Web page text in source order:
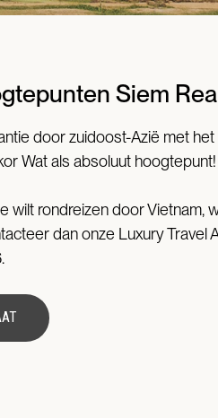
Siem
door zuidoost-Azië met
Wat als absoluut hoogtepunt!
rondreizen door Vietnam,
dan onze Luxury Travel